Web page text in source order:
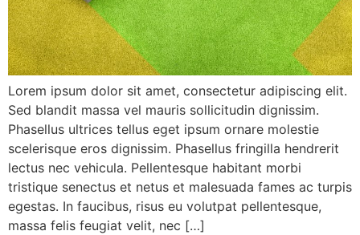
Lorem ipsum dolor sit amet, consectetur adipiscing elit.
Sed blandit massa vel mauris sollicitudin dignissim.
Phasellus ultrices tellus eget ipsum ornare molestie
scelerisque eros dignissim. Phasellus fringilla hendrerit
lectus nec vehicula. Pellentesque habitant morbi
tristique senectus et netus et malesuada fames ac turpis
egestas. In faucibus, risus eu volutpat pellentesque,
massa felis feugiat velit, nec […]